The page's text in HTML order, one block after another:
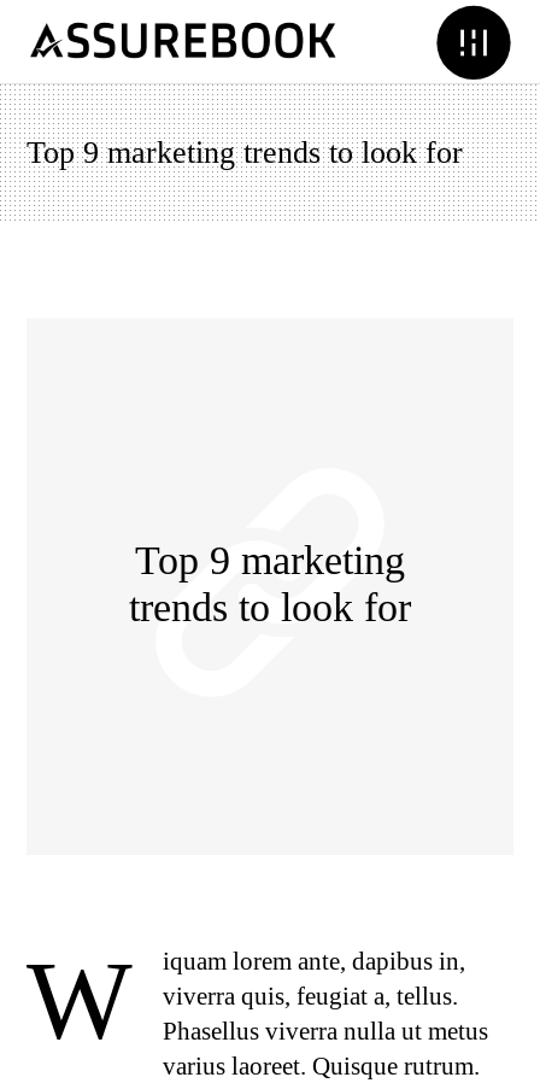
Top 9 marketing trends to look for
Top 9 marketing
trends to look for
W
iquam lorem ante, dapibus in,
viverra quis, feugiat a, tellus.
Phasellus viverra nulla ut metus
varius laoreet. Quisque rutrum.